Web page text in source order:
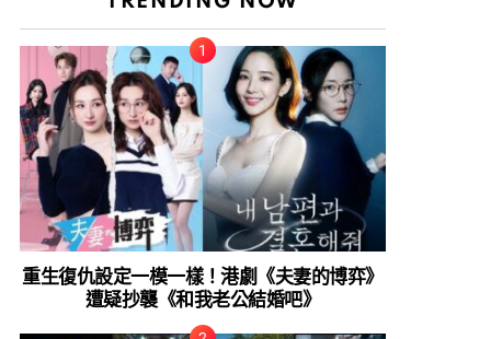
重生復仇設定一模一樣！港劇《夫妻的博弈》
遭疑抄襲《和我老公結婚吧》